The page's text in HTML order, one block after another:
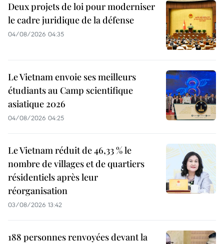
Deux projets de loi pour moderniser
le cadre juridique de la défense
04/08/2026 04:35
Le Vietnam envoie ses meilleurs
étudiants au Camp scientifique
asiatique 2026
04/08/2026 04:25
Le Vietnam réduit de 46,33 % le
nombre de villages et de quartiers
résidentiels après leur
réorganisation
03/08/2026 13:42
188 personnes renvoyées devant la